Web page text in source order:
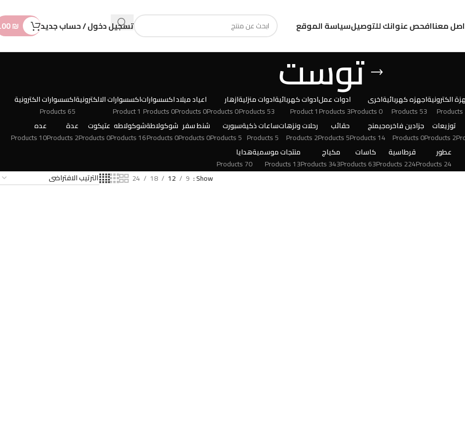
معناافحص عنوانك للتوصيلسياسة الموقع تسجيل دخول / حساب جديد ₪
توست
الكترونيةاجهزه كهربائية
53 Products
اخرى
0 Products
ادوات عمل
3 Products
ادوات كهربائية
1 Product
ادوات منزلية
53 Products
ازهار
0 Products
اعياد ميلاد
0 Products
اكسسوارات
0 Products
اكسسوارات الالكترونية
1 Product
اكسسوارات الكترونية
65 Products
توزيعات
2 Products
جزادين فاخره
0 Products
جيمنج
14 Products
حقائب
5 Products
رحلات ونزهات
2 Products
ساعات ذكية
5 Products
سبورت
5 Products
شنط سفر
0 Products
شوكولاطة
0 Products
شوكولاطه
16 Products
عتيكوت
0 Products
عدة
2 Products
عده
10 Products
عطور
24 Products
قرطاسية
224 Products
كاسات
63 Products
مكياج
343 Products
منتجات موسمية
13 Products
هدايا
70 Products
Show
9
12
18
24